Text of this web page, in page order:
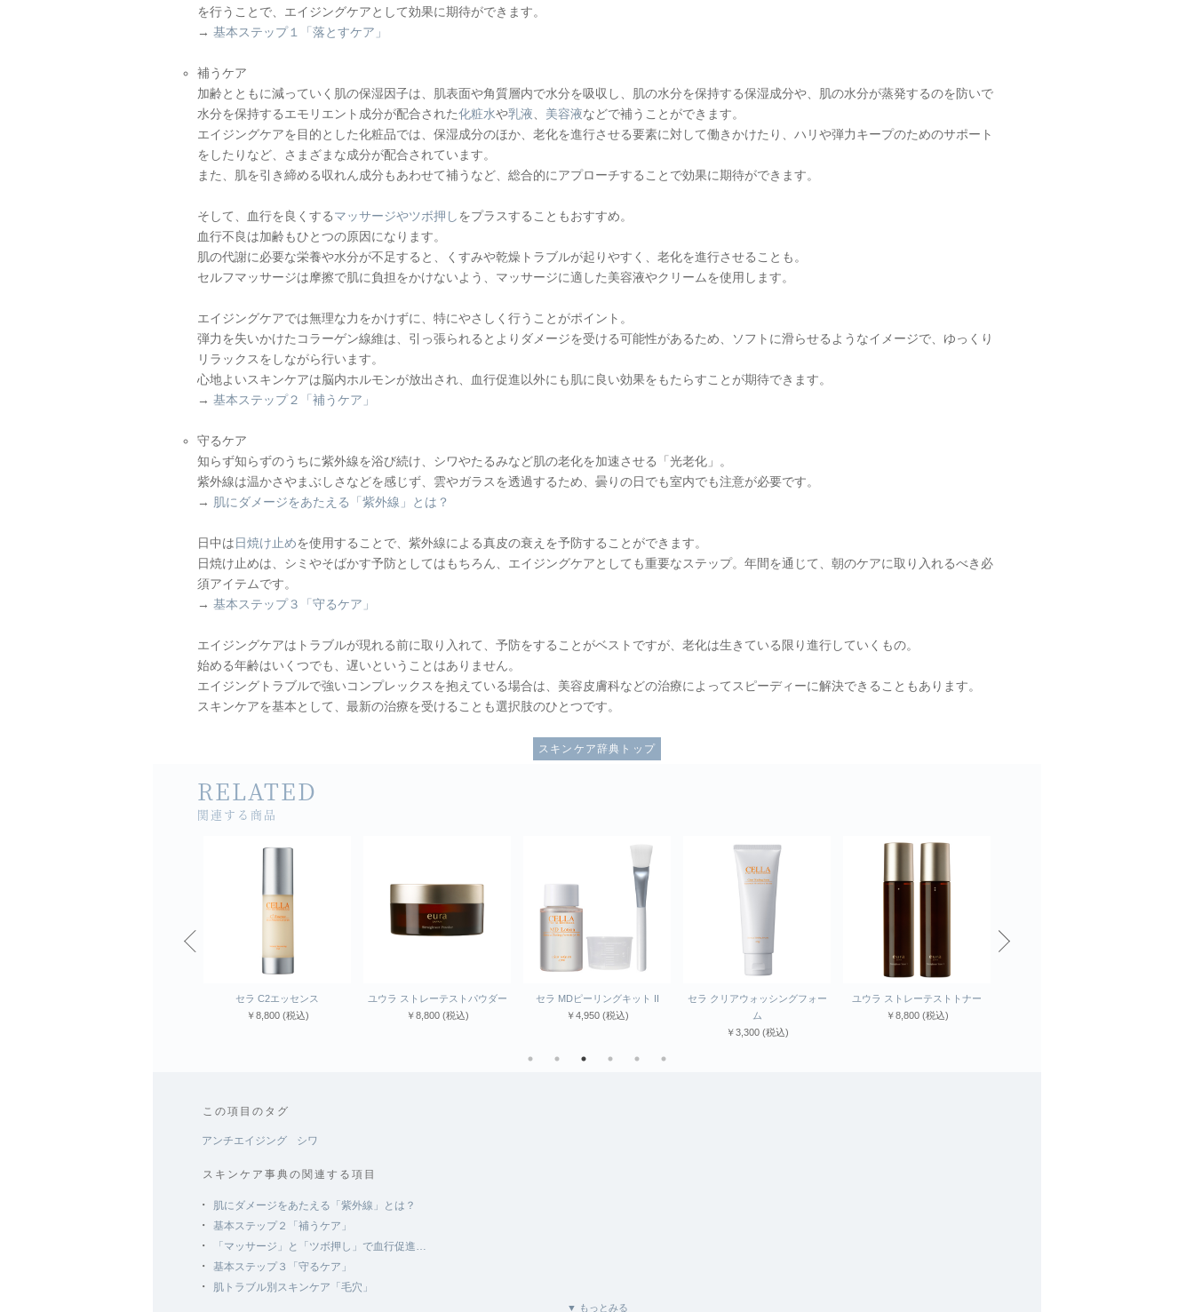
を行うことで、エイジングケアとして効果に期待ができます。
→ 基本ステップ１「落とすケア」
補うケア
加齢とともに減っていく肌の保湿因子は、肌表面や角質層内で水分を吸収し、肌の水分を保持する保湿成分や、肌の水分が蒸発するのを防いで
水分を保持するエモリエント成分が配合された化粧水や乳液、 美容液などで補うことができます。
エイジングケアを目的とした化粧品では、保湿成分のほか、老化を進行させる要素に対して働きかけたり、ハリや弾力キープのためのサポート
をしたりなど、さまざまな成分が配合されています。
また、肌を引き締める収れん成分もあわせて補うなど、総合的にアプローチすることで効果に期待ができます。
そして、血行を良くする マッサージやツボ押し をプラスすることもおすすめ。
血行不良は加齢もひとつの原因になります。
肌の代謝に必要な栄養や水分が不足すると、くすみや乾燥トラブルが起りやすく、老化を進行させることも。
セルフマッサージは摩擦で肌に負担をかけないよう、マッサージに適した美容液やクリームを使用します。
エイジングケアでは無理な力をかけずに、特にやさしく行うことがポイント。
弾力を失いかけたコラーゲン線維は、引っ張られるとよりダメージを受ける可能性があるため、ソフトに滑らせるようなイメージで、ゆっくり
リラックスをしながら行います。
心地よいスキンケアは脳内ホルモンが放出され、血行促進以外にも肌に良い効果をもたらすことが期待できます。
→ 基本ステップ２「補うケア」
守るケア
知らず知らずのうちに紫外線を浴び続け、シワやたるみなど肌の老化を加速させる「光老化」。
紫外線は温かさやまぶしさなどを感じず、雲やガラスを透過するため、曇りの日でも室内でも注意が必要です。
→ 肌にダメージをあたえる「紫外線」とは？
日中は 日焼け止めを使用することで、紫外線による真皮の衰えを予防することができます。
日焼け止めは、シミやそばかす予防としてはもちろん、エイジングケアとしても重要なステップ。年間を通じて、朝のケアに取り入れるべき必
須アイテムです。
→ 基本ステップ３「守るケア」
エイジングケアはトラブルが現れる前に取り入れて、予防をすることがベストですが、老化は生きている限り進行していくもの。
始める年齢はいくつでも、遅いということはありません。
エイジングトラブルで強いコンプレックスを抱えている場合は、美容皮膚科などの治療によってスピーディーに解決できることもあります。
スキンケアを基本として、最新の治療を受けることも選択肢のひとつです。
スキンケア辞典トップ
RELATED
関連する商品
セラ C2エッセンス
ユウラ ストレーテストパウダー
セラ MDピーリングキット II
セラ クリアウォッシングフォー
ユウラ ストレーテストトナー
ユウラ ストレーテストセラム
この項目のタグ
アンチエイジング シワ
スキンケア事典の関連する項目
・ 肌にダメージをあたえる「紫外線」とは？
・ 基本ステップ２「補うケア」
・ 「マッサージ」と「ツボ押し」で血行促進…
・ 基本ステップ３「守るケア」
・ 肌トラブル別スキンケア「毛穴」
▼ もっとみる